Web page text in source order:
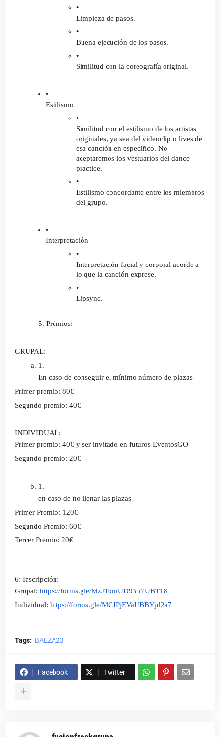
Limpieza de pasos.
Buena ejecución de los pasos.
Similitud con la coreografía original.
Estilismo
Similitud con el estilismo de los artistas
originales, ya sea del videoclip o lives de
esa canción en específico. No
aceptaremos los vestuarios del dance
practice.
Estilismo concordante entre los miembros
del grupo.
Interpretación
Interpretación facial y corporal acorde a
lo que la canción exprese.
Lipsync.
5. Premios:
GRUPAL:
En caso de conseguir el mínimo número de plazas
Primer premio: 80€
Segundo premio: 40€
INDIVIDUAL:
Primer premio: 40€ y ser invitado en futuros EventosGO
Segundo premio: 20€
en caso de no llenar las plazas
Primer Premio: 120€
Segundo Premio: 60€
Tercer Premio: 20€
6: Inscripción:
Grupal: https://forms.gle/MzJTomUD9Yu7UBT18
Individual: https://forms.gle/MCJPjEVaUBBYjd2a7
Tags: BAEZA23
Facebook Twitter